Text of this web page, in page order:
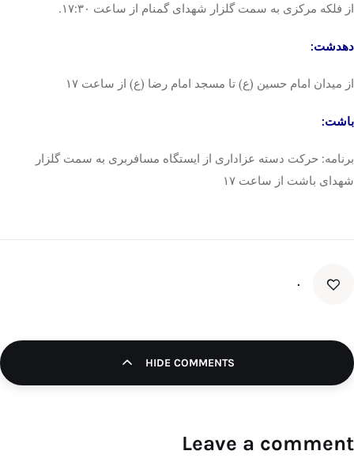
از فلکه مرکزی به سمت گلزار شهدای گمنام از ساعت ۱۷:۳۰.
دهدشت:
از میدان امام حسین (ع) تا مسجد امام رضا (ع) از ساعت ۱۷
باشت:
برنامه: حرکت دسته عزاداری از ایستگاه مسافربری به سمت گلزار
شهدای باشت از ساعت ۱۷
۰
HIDE COMMENTS
Leave a comment